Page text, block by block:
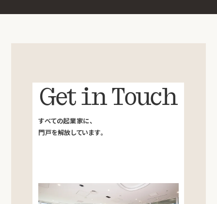
Get in Touch
すべての起業家に、
門戸を解放しています。